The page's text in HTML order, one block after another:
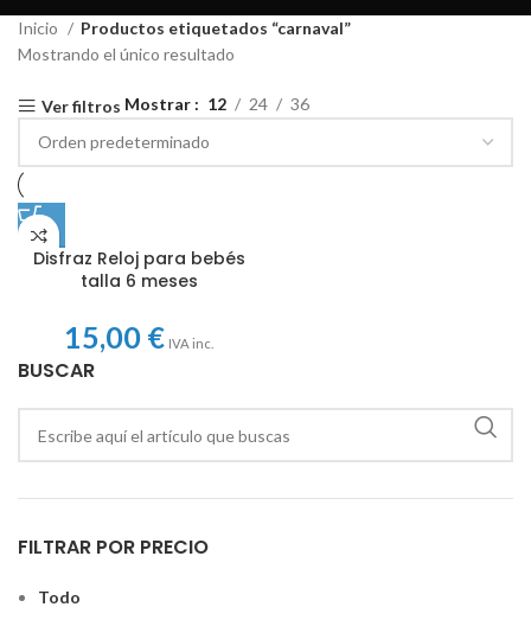
BUSCAR
FILTRAR POR PRECIO
Todo
Inicio
Productos etiquetados “carnaval”
Mostrando el único resultado
Ver filtros Mostrar 12 24 36
Disfraz Reloj para bebés
talla 6 meses
15,00 € IVA inc.